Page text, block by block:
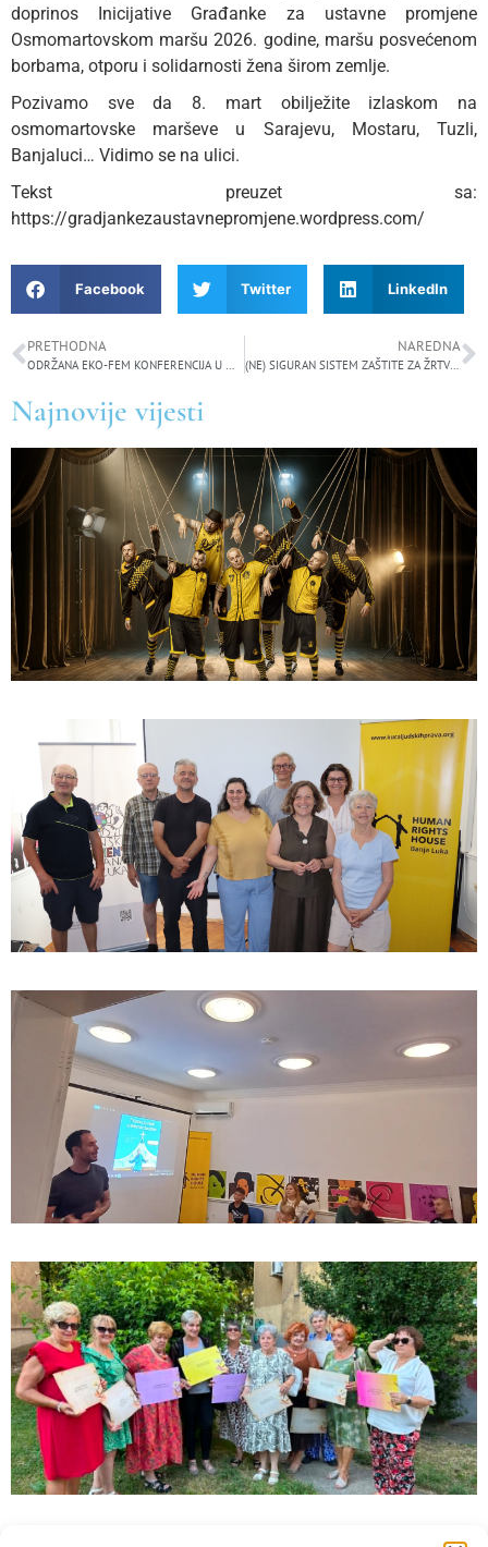
doprinos Inicijative Građanke za ustavne promjene
Osmomartovskom maršu 2026. godine, maršu posvećenom
borbama, otporu i solidarnosti žena širom zemlje.
Pozivamo sve da 8. mart obilježite izlaskom na
osmomartovske marševe u Sarajevu, Mostaru, Tuzli,
Banjaluci… Vidimo se na ulici.
Tekst preuzet sa:
https://gradjankezaustavnepromjene.wordpress.com/
Facebook Twitter LinkedIn
PRETHODNA
ODRŽANA EKO-FEM KONFERENCIJA U MAGLAJU: Uloga žena u borbi za zaštitu životne sredine
NAREDNA
(NE) SIGURAN SISTEM ZAŠTITE ZA ŽRTVE NASILJA: Sigurne kuće u budžetima tek „pod razno“
Najnovije vijesti